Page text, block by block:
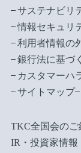
サステナビリ
情報セキュリ
利用者情報の
銀行法に基づ
カスタマーハ
サイトマップ
TKC全国会のご
IR・投資家情報